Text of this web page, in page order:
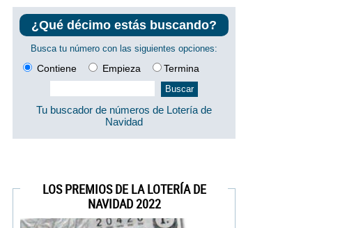
¿Qué décimo estás buscando?
Busca tu número con las siguientes opciones:
Contiene Empieza Termina
Tu buscador de números de Lotería de
Navidad
LOS PREMIOS DE LA LOTERÍA DE
NAVIDAD 2022